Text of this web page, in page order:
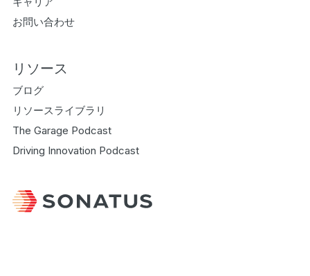
お問い合わせ
リソース
ブログ
リソースライブラリ
The Garage Podcast
Driving Innovation Podcast